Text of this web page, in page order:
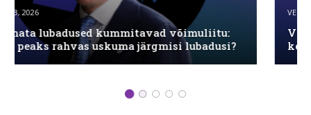
VEEBRUAR 27, 2026
Vastandlikud sõnumid ühistranspordi pileti
kohta näitavad juhtimisprobleemi